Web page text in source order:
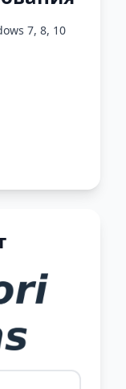
7, 8, 10